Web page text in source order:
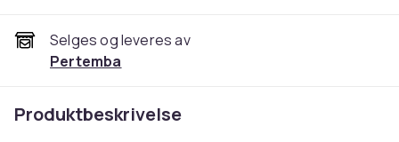
Selges og leveres av
Pertemba
Produktbeskrivelse